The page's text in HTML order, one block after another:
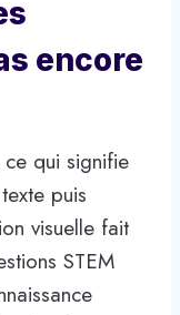
encore
qui signifie
puis
visuelle fait
STEM